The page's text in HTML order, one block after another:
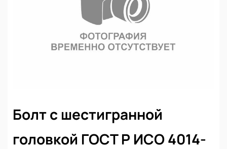
Болт с шестигранной
головкой ГОСТ Р ИСО 4014-